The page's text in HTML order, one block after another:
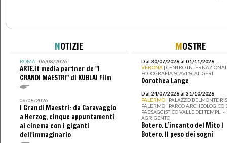
NOTIZIE
ROMA| 06/08/2026
ARTE.it media partner de "I
GRANDI MAESTRI" di KUBLAI Film
06/08/2026
I Grandi Maestri: da Caravaggio
a Herzog, cinque appuntamenti
al cinema con i giganti
dell'immaginario
MOSTRE
Dal 30/07/2026 al 01/11/2026
VERONA | CENTRO
FOTOGRAFIA SCAVI SCALIGERI
Dorothea Lange
Dal 24/07/2026 al 31/10/2026
PALERMO | PALAZZO BELMONTE
PALERMO I PARCO ARCHEOLOGICO
PAESAGGISTICO VALLE DEI TEMPLI -
AGRIGENTO
Botero. L’incanto del Mito I
Botero. Il peso dei sogni